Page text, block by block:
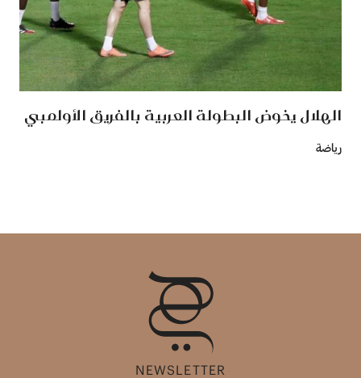
الهلال يخوض البطولة العربية بالفريق الأولمبي
رياضة
NEWSLETTER